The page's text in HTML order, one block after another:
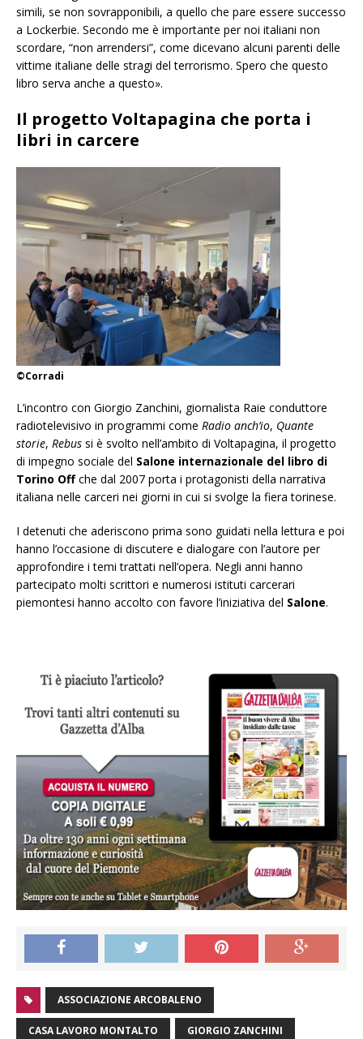
simili, se non sovrapponibili, a quello che pare essere successo
a Lockerbie. Secondo me è importante per noi italiani non
scordare, “non arrendersi”, come dicevano alcuni parenti delle
vittime italiane delle stragi del terrorismo. Spero che questo
libro serva anche a questo».
Il progetto Voltapagina che porta i
libri in carcere
©Corradi
L’incontro con Giorgio Zanchini, giornalista Raie conduttore
radiotelevisivo in programmi come Radio anch’io, Quante
storie, Rebus si è svolto nell’ambito di Voltapagina, il progetto
di impegno sociale del Salone internazionale del libro di
Torino Offche dal 2007 porta i protagonisti della narrativa
italiana nelle carceri nei giorni in cui si svolge la fiera torinese.
I detenuti che aderiscono prima sono guidati nella lettura e poi
hanno l’occasione di discutere e dialogare con l’autore per
approfondire i temi trattati nell’opera. Negli anni hanno
partecipato molti scrittori e numerosi istituti carcerari
piemontesi hanno accolto con favore l’iniziativa del Salone.
ASSOCIAZIONE ARCOBALENO
CASA LAVORO MONTALTO GIORGIO ZANCHINI